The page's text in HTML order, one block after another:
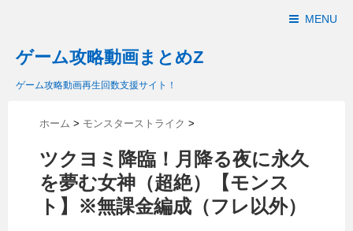
MENU
ゲーム攻略動画まとめZ
ゲーム攻略動画再生回数支援サイト！
ホーム > モンスターストライク >
ツクヨミ降臨！月降る夜に永久
を夢む女神（超絶）【モンス
ト】※無課金編成（フレ以外）